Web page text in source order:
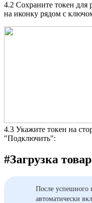
4.2 Сохраните токен для
на иконку рядом с
4.3 Укажите токен на
"Подключить":
#Загрузка
После успешного
автоматически